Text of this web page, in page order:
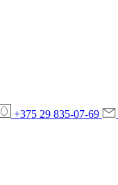
+375 29 835-07-69